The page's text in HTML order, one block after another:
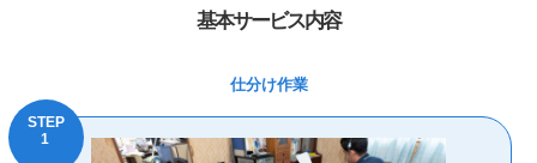
基本サービス内容
仕分け作業